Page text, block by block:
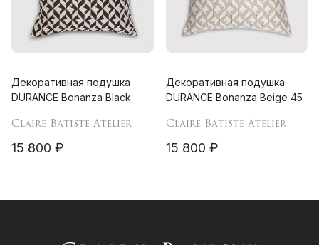
Декоративная подушка
DURANCE Bonanza Black
Claire Batiste Atelier
15 800 ₽
Декоративная подушка
DURANCE Bonanza Beige 45
Claire Batiste Atelier
15 800 ₽